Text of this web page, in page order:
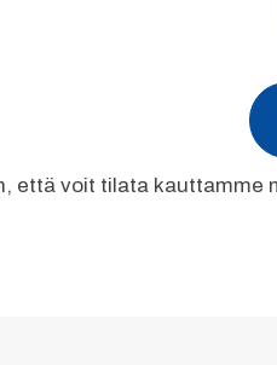
että voit tilata kauttamme